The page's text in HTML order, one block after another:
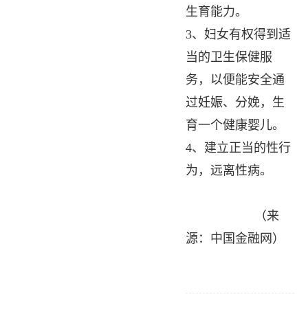
生育能力。
3、妇女有权得到适
当的卫生保健服
务，以便能安全通
过妊娠、分娩，生
育一个健康婴儿。
4、建立正当的性行
为，远离性病。
（来
源：中国金融网）